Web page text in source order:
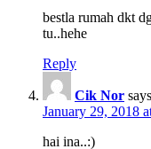
bestla rumah dkt
tu..hehe
Reply
Cik Nor
January 29, 2018
hai ina..:)